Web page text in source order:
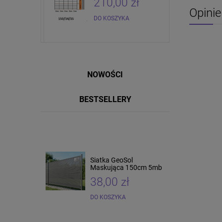
DO KOSZYKA
NOWOŚCI
BESTSELLERY
Siatka GeoSol
Maskująca 150cm 5mb
38,00 zł
DO KOSZYKA
Siatka pcv 150cm 25 mb
165,00 zł
DO KOSZYKA